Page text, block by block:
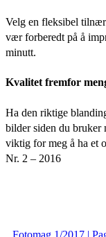
Velg en fleksibel
vær forberedt på å
minutt.
Kvalitet fremfor
Ha den riktige
bilder siden du
viktig for meg å ha et
Nr. 2 – 2016
Fotomag 1/2017 |